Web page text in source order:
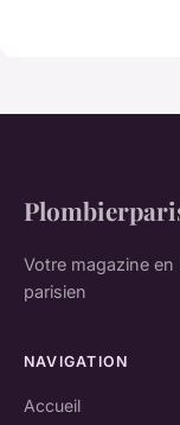
Votre magazine
parisien
NAVIGATION
Accueil